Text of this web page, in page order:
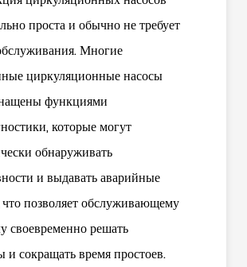
проста и обычно не требует
Многие
циркуляционные насосы
функциями
которые могут
обнаруживать
и выдавать аварийные
позволяет обслуживающему
своевременно решать
и сокращать время простоев.